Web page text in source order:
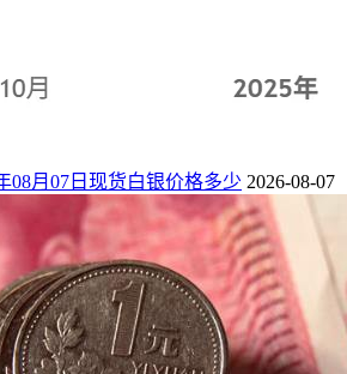
08月07日现货白银价格多少 2026-08-07